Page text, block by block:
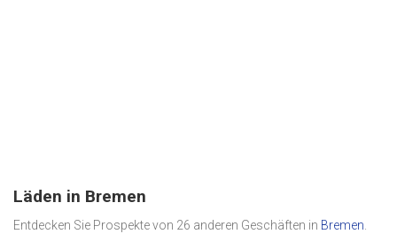
Läden in Bremen
Entdecken Sie Prospekte von 26 anderen Geschäften in Bremen